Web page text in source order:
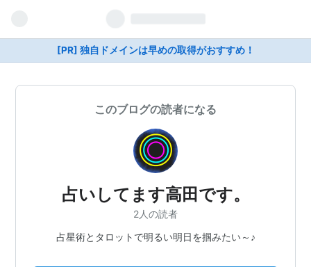
[PR] 独自ドメインは早めの取得がおすすめ！
このブログの読者になる
占いしてます高田です。
2人の読者
占星術とタロットで明るい明日を掴みたい～♪